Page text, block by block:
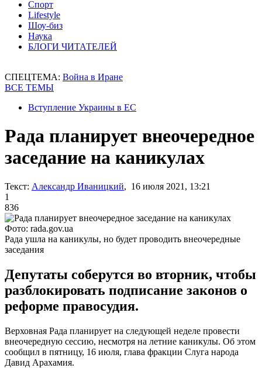
Спорт
Lifestyle
Шоу-биз
Наука
БЛОГИ ЧИТАТЕЛЕЙ
СПЕЦТЕМА: Война в Иране
ВСЕ ТЕМЫ
Вступление Украины в ЕС
Рада планирует внеочередное
заседание на каникулах
Текст: Александр Иваницкий, 16 июля 2021, 13:21
1
836
Фото: rada.gov.ua
Рада ушла на каникулы, но будет проводить внеочередные
заседания
Депутаты соберутся во вторник, чтобы
разблокировать подписание законов о
реформе правосудия.
Верховная Рада планирует на следующей неделе провести
внеочередную сессию, несмотря на летние каникулы. Об этом
сообщил в пятницу, 16 июля, глава фракции Слуга народа
Давид Арахамия.